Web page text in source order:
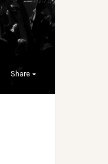
Share